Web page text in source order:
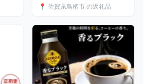
📍 佐賀県鳥栖市 の返礼品